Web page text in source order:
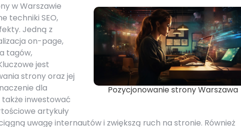
Pozycjonowanie strony Warszawa
w Warszawie
techniki SEO,
Jedną z
on-page,
tagów,
jest
strony oraz jej
dla
inwestować
artykuły
uwagę internautów i zwiększą ruch na stronie. Również